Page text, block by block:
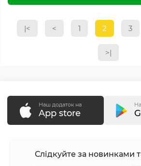
|< < 1 2 3
>|
Наш додаток на
App store
Слідкуйте за новинками